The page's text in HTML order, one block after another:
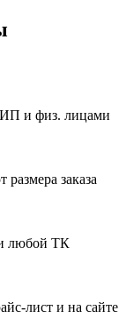
и физ. лицами
заказа
любой ТК
лист и на сайте